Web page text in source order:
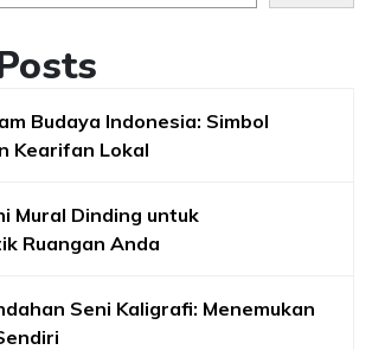
Budaya Indonesia: Simbol
Kearifan Lokal
Mural Dinding untuk
Ruangan Anda
Seni Kaligrafi: Menemukan